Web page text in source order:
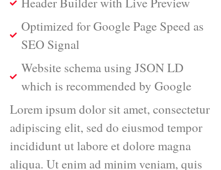
Optimized for Google Page Speed as
SEO Signal
Website schema using JSON LD
which is recommended by Google
Lorem ipsum dolor sit amet, consectetur
adipiscing elit, sed do eiusmod tempor
incididunt ut labore et dolore magna
aliqua. Ut enim ad minim veniam, quis